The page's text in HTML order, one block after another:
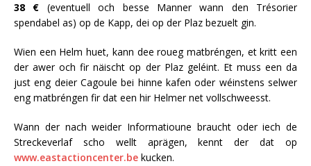
38 € (eventuell och besse Manner wann den Trésorier
spendabel as) op de Kapp, dei op der Plaz bezuelt gin.
Wien een Helm huet, kann dee roueg matbréngen, et kritt een
der awer och fir näischt op der Plaz geléint. Et muss een da
just eng deier Cagoule bei hinne kafen oder wéinstens selwer
eng matbréngen fir dat een hir Helmer net vollschweesst.
Wann der nach weider Informatioune braucht oder iech de
Streckeverlaf scho wellt aprägen, kennt der dat op
www.eastactioncenter.be kucken.